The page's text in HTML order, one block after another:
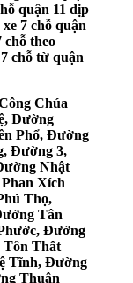
quận 11 dịp
7 chỗ quận
chỗ theo
chỗ từ quận
Chúa
Đường
Phổ, Đường
Đường 3,
Nhật
Xích
Thọ,
Tân
Đường
Thất
Tĩnh, Đường
Thuận